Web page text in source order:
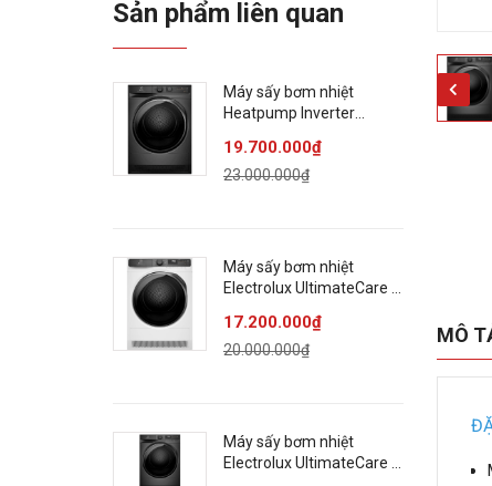
MÔ
Sản phẩm liên quan
Máy sấy bơm nhiệt
Heatpump Inverter
EDH902R9SC
19.700.000₫
23.000.000₫
Máy sấy bơm nhiệt
Electrolux UltimateCare 9
17.200.000₫
20.000.000₫
Máy sấy bơm nhiệt
Electrolux UltimateCare 8